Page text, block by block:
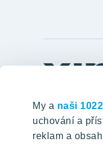
My a naši
uchování a
reklam a
VYHLEDÁVÁNÍ